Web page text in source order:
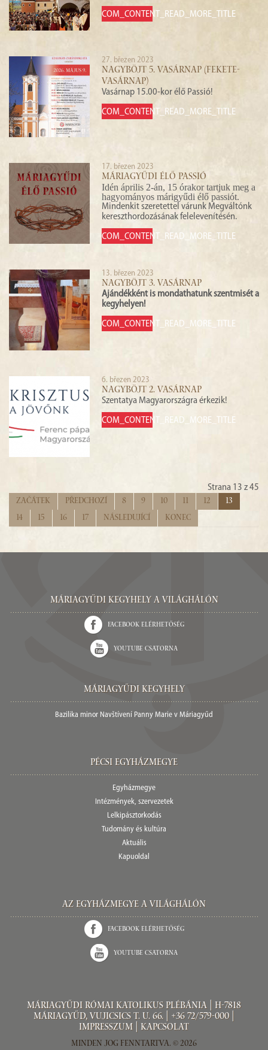
COM_CONTENT_READ_MORE_TITLE
27. březen 2023
NAGYBÖJT 5. VASÁRNAP (FEKETE-
VASÁRNAP)
Vasárnap 15.00-kor élő Passió!
COM_CONTENT_READ_MORE_TITLE
17. březen 2023
MÁRIAGYŰDI ÉLŐ PASSIÓ
Idén április 2-án, 15 órakor tartjuk meg a
hagyományos márigyűdi élő passiót.
Mindenkit szeretettel várunk Megváltónk
kereszthordozásának felelevenítésén.
COM_CONTENT_READ_MORE_TITLE
13. březen 2023
NAGYBÖJT 3. VASÁRNAP
Ajándékként is mondathatunk szentmisét a
kegyhelyen!
COM_CONTENT_READ_MORE_TITLE
6. březen 2023
NAGYBÖJT 2. VASÁRNAP
Szentatya Magyarországra érkezik!
COM_CONTENT_READ_MORE_TITLE
Strana 13 z 45
Začátek
Předchozí 8 9 10 11 12
13
14
15 16 17 Následující Konec
Máriagyűdi Kegyhely a világhálón
Facebook elérhetőség
Youtube csatorna
Máriagyűdi Kegyhely
Bazilika minor Navštívení Panny Marie v Máriagyűd
Pécsi egyházmegye
Egyházmegye
Intézmények, szervezetek
Lelkipásztorkodás
Tudomány és kultúra
Aktuális
Kapuoldal
Az Egyházmegye a világhálón
Facebook elérhetőség
Youtube csatorna
Máriagyűdi Római Katolikus Plébánia | H-7818
Máriagyűd, Vujicsics T. u. 66. | +36 72/579-000 |
Impresszum
Kapcsolat
Minden jog fenntartva. © 2026